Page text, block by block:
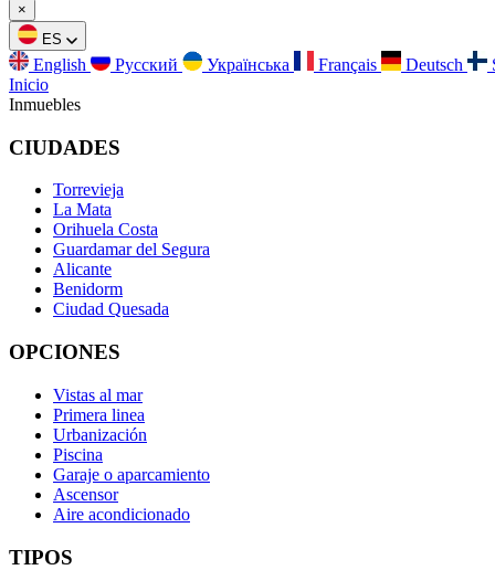
×
ES
English Русский Українська Français Deutsch
Inicio
Inmuebles
CIUDADES
Torrevieja
La Mata
Orihuela Costa
Guardamar del Segura
Alicante
Benidorm
Ciudad Quesada
OPCIONES
Vistas al mar
Primera linea
Urbanización
Piscina
Garaje o aparcamiento
Ascensor
Aire acondicionado
TIPOS